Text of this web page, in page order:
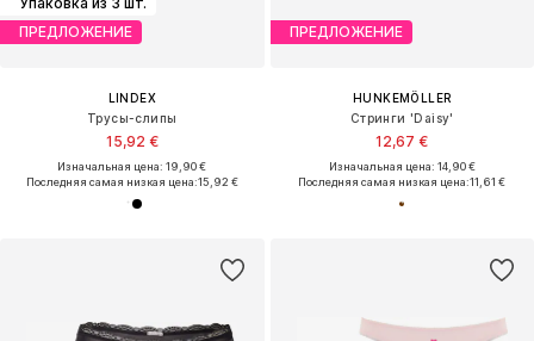
ПРЕДЛОЖЕНИЕ
LINDEX
Трусы-слипы
15,92 €
Изначальная цена: 19,90 €
Последняя самая низкая цена:15,92 €
ПРЕДЛОЖЕНИЕ
HUNKEMÖLLER
Стринги 'Daisy'
12,67 €
Изначальная цена: 14,90 €
Последняя самая низкая цена:11,61 €